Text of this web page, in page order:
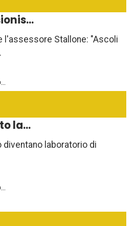
l'assessore Stallone: "Ascoli
la...
diventano laboratorio di